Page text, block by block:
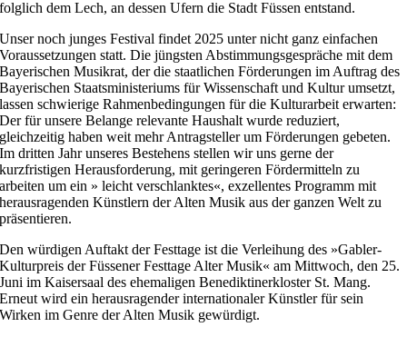
folglich dem Lech, an dessen Ufern die Stadt Füssen entstand.
Unser noch junges Festival findet 2025 unter nicht ganz einfachen
Voraussetzungen statt. Die jüngsten Abstimmungsgespräche mit dem
Bayerischen Musikrat, der die staatlichen Förderungen im Auftrag des
Bayerischen Staatsministeriums für Wissenschaft und Kultur umsetzt,
lassen schwierige Rahmenbedingungen für die Kulturarbeit erwarten:
Der für unsere Belange relevante Haushalt wurde reduziert,
gleichzeitig haben weit mehr Antragsteller um Förderungen gebeten.
Im dritten Jahr unseres Bestehens stellen wir uns gerne der
kurzfristigen Herausforderung, mit geringeren Fördermitteln zu
arbeiten um ein » leicht verschlanktes«, exzellentes Programm mit
herausragenden Künstlern der Alten Musik aus der ganzen Welt zu
präsentieren.
Den würdigen Auftakt der Festtage ist die Verleihung des »Gabler-
Kulturpreis der Füssener Festtage Alter Musik« am Mittwoch, den 25.
Juni im Kaisersaal des ehemaligen Benediktinerkloster St. Mang.
Erneut wird ein herausragender internationaler Künstler für sein
Wirken im Genre der Alten Musik gewürdigt.